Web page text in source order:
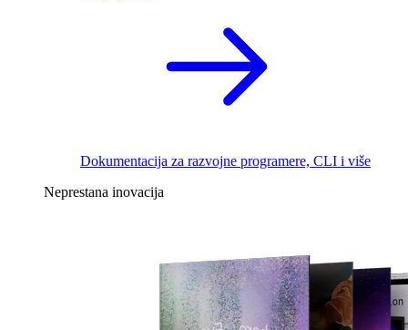
Dokumentacija za razvojne programere, CLI i više
Neprestana inovacija